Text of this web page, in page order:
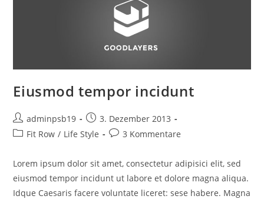
Eiusmod tempor incidunt
Beitrags-
Autor:
adminpsb19
Beitrag
veröffentlicht:
3. Dezember 2013
Beitrags-
Fit Row / Life Style
Beitrags-
3 Kommentare
Lorem ipsum dolor sit amet, consectetur adipisici elit, sed
eiusmod tempor incidunt ut labore et dolore magna aliqua.
Idque Caesaris facere voluntate liceret: sese habere. Magna